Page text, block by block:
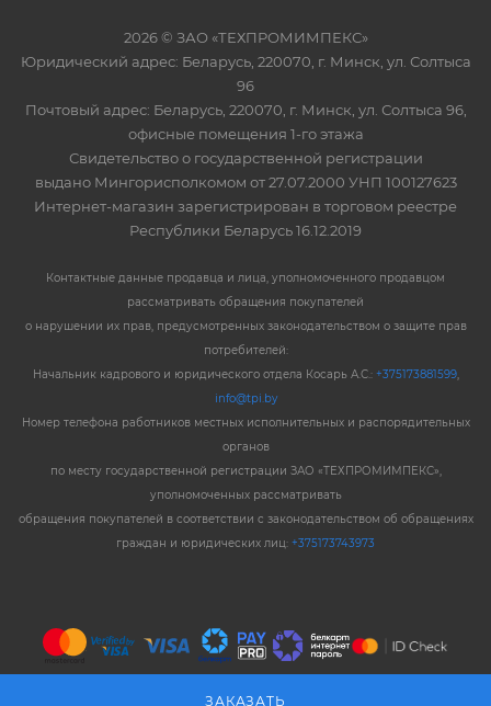
ЗАКАЗАТЬ
2026 © ЗАО «ТЕХПРОМИМПЕКС»
Юридический адрес: Беларусь, 220070, г. Минск, ул. Солтыса
96
Почтовый адрес: Беларусь, 220070, г. Минск, ул. Солтыса 96,
офисные помещения 1-го этажа
Свидетельство о государственной регистрации
выдано Мингорисполкомом от 27.07.2000 УНП 100127623
Интернет-магазин зарегистрирован в торговом реестре
Республики Беларусь 16.12.2019
Контактные данные продавца и лица, уполномоченного продавцом
рассматривать обращения покупателей
о нарушении их прав, предусмотренных законодательством о защите прав
потребителей:
Начальник кадрового и юридического отдела Косарь А.С.: +375173881599,
info@tpi.by
Номер телефона работников местных исполнительных и распорядительных
органов
по месту государственной регистрации ЗАО «ТЕХПРОМИМПЕКС»,
уполномоченных рассматривать
обращения покупателей в соответствии с законодательством об обращениях
граждан и юридических лиц: +375173743973